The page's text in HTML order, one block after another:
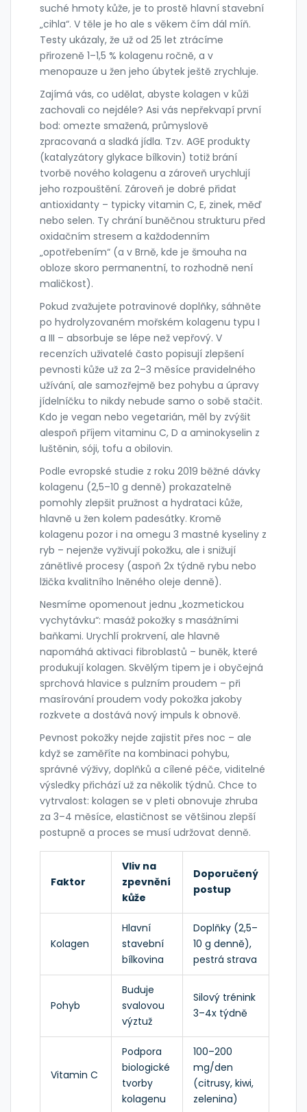
suché hmoty kůže, je to prostě hlavní stavební
„cihla“. V těle je ho ale s věkem čím dál míň.
Testy ukázaly, že už od 25 let ztrácíme
přirozeně 1–1,5 % kolagenu ročně, a v
menopauze u žen jeho úbytek ještě zrychluje.
Zajímá vás, co udělat, abyste kolagen v kůži
zachovali co nejdéle? Asi vás nepřekvapí první
bod: omezte smažená, průmyslově
zpracovaná a sladká jídla. Tzv. AGE produkty
(katalyzátory glykace bílkovin) totiž brání
tvorbě nového kolagenu a zároveň urychlují
jeho rozpouštění. Zároveň je dobré přidat
antioxidanty – typicky vitamin C, E, zinek, měď
nebo selen. Ty chrání buněčnou strukturu před
oxidačním stresem a každodenním
„opotřebením“ (a v Brně, kde je šmouha na
obloze skoro permanentní, to rozhodně není
maličkost).
Pokud zvažujete potravinové doplňky, sáhněte
po hydrolyzovaném mořském kolagenu typu I
a III – absorbuje se lépe než vepřový. V
recenzích uživatelé často popisují zlepšení
pevnosti kůže už za 2–3 měsíce pravidelného
užívání, ale samozřejmě bez pohybu a úpravy
jídelníčku to nikdy nebude samo o sobě stačit.
Kdo je vegan nebo vegetarián, měl by zvýšit
alespoň příjem vitaminu C, D a aminokyselin z
luštěnin, sóji, tofu a obilovin.
Podle evropské studie z roku 2019 běžné dávky
kolagenu (2,5–10 g denně) prokazatelně
pomohly zlepšit pružnost a hydrataci kůže,
hlavně u žen kolem padesátky. Kromě
kolagenu pozor i na omegu 3 mastné kyseliny z
ryb – nejenže vyživují pokožku, ale i snižují
zánětlivé procesy (aspoň 2x týdně rybu nebo
lžička kvalitního lněného oleje denně).
Nesmíme opomenout jednu „kozmetickou
vychytávku“: masáž pokožky s masážními
baňkami. Urychlí prokrvení, ale hlavně
napomáhá aktivaci fibroblastů – buněk, které
produkují kolagen. Skvělým tipem je i obyčejná
sprchová hlavice s pulzním proudem – při
masírování proudem vody pokožka jakoby
rozkvete a dostává nový impuls k obnově.
Pevnost pokožky nejde zajistit přes noc – ale
když se zaměříte na kombinaci pohybu,
správné výživy, doplňků a cílené péče, viditelné
výsledky přichází už za několik týdnů. Chce to
vytrvalost: kolagen se v pleti obnovuje zhruba
za 3–4 měsíce, elastičnost se většinou zlepší
postupně a proces se musí udržovat denně.
Faktor
Vliv na
zpevnění
kůže
Doporučený
postup
Kolagen
Hlavní
stavební
bílkovina
Doplňky (2,5–
10 g denně),
pestrá strava
Pohyb
Buduje
svalovou
výztuž
Silový trénink
3–4x týdně
Vitamin C
Podpora
biologické
tvorby
kolagenu
100–200
mg/den
(citrusy, kiwi,
zelenina)